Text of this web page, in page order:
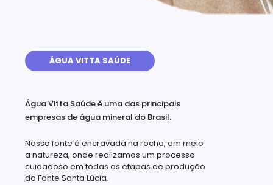
ÁGUA VITTA SAÚDE
Água Vitta Saúde é uma das principais
empresas de água mineral do Brasil.
Nossa fonte é encravada na rocha, em meio
a natureza, onde realizamos um processo
cuidadoso em todas as etapas de produção
da Fonte Santa Lúcia.